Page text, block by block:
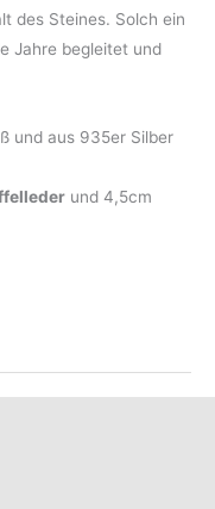
des Steines. Solch ein
Jahre begleitet und
und aus 935er Silber
und 4,5cm